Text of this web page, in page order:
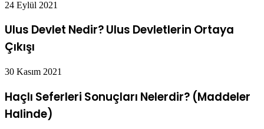
24 Eylül 2021
Ulus Devlet Nedir? Ulus Devletlerin Ortaya
Çıkışı
30 Kasım 2021
Haçlı Seferleri Sonuçları Nelerdir? (Maddeler
Halinde)